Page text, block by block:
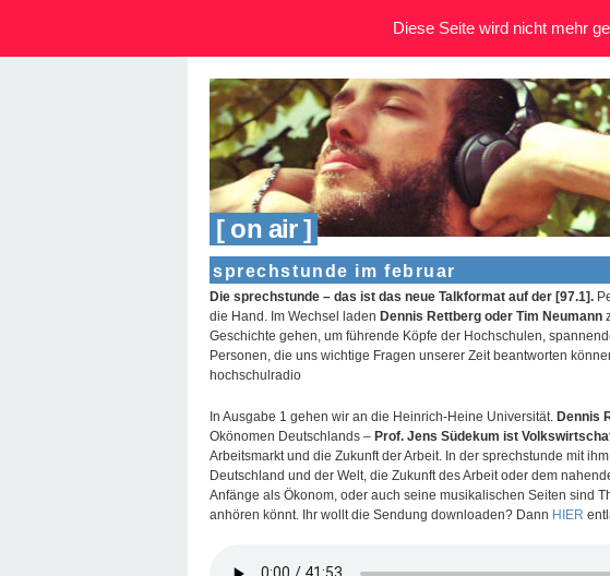
[ on air ]
sprechstunde im februar
Die sprechstunde – das ist das neue Talkformat auf der [97.1].
die Hand. Im Wechsel laden Dennis Rettberg oder Tim Neumann
Geschichte gehen, um führende Köpfe der Hochschulen,
Personen, die uns wichtige Fragen unserer Zeit beantworten
hochschulradio
In Ausgabe 1 gehen wir an die Heinrich-Heine Universität. Dennis
Okönomen Deutschlands – Prof. Jens Südekum ist
Arbeitsmarkt und die Zukunft der Arbeit. In der sprechstunde mit
Deutschland und der Welt, die Zukunft des Arbeit oder dem
Anfänge als Ökonom, oder auch seine musikalischen Seiten sind
anhören könnt. Ihr wollt die Sendung downloaden? Dann HIER
Diese Seite wird nicht mehr